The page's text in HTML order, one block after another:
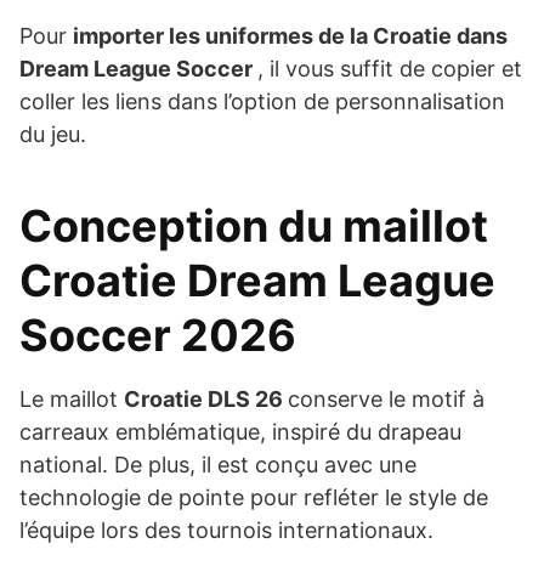
Pour importer les uniformes de la Croatie dans
Dream League Soccer , il vous suffit de copier et
coller les liens dans l’option de personnalisation
du jeu.
Conception du maillot
Croatie Dream League
Soccer 2026
Le maillot Croatie DLS 26 conserve le motif à
carreaux emblématique, inspiré du drapeau
national. De plus, il est conçu avec une
technologie de pointe pour refléter le style de
l’équipe lors des tournois internationaux.